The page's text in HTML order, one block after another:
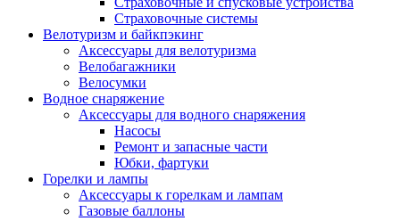
Страховочные системы
Велотуризм и байкпэкинг
Аксессуары для велотуризма
Велобагажники
Велосумки
Водное снаряжение
Аксессуары для водного снаряжения
Насосы
Ремонт и запасные части
Юбки, фартуки
Горелки и лампы
Аксессуары к горелкам и лампам
Газовые баллоны